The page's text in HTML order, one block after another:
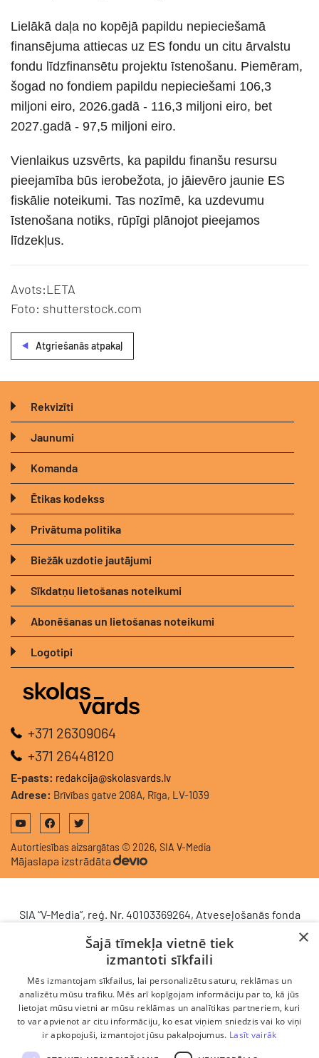
Lielākā daļa no kopējā papildu nepieciešamā
finansējuma attiecas uz ES fondu un citu ārvalstu
fondu līdzfinansētu projektu īstenošanu. Piemēram,
šogad no fondiem papildu nepieciešami 106,3
miljoni eiro, 2026.gadā - 116,3 miljoni eiro, bet
2027.gadā - 97,5 miljoni eiro.
Vienlaikus uzsvērts, ka papildu finanšu resursu
pieejamība būs ierobežota, jo jāievēro jaunie ES
fiskālie noteikumi. Tas nozīmē, ka uzdevumu
īstenošana notiks, rūpīgi plānojot pieejamos
līdzekļus.
Avots:LETA
Foto: shutterstock.com
Atgriešanās atpakaļ
Rekvizīti
Jaunumi
Komanda
Ētikas kodekss
Privātuma politika
Biežāk uzdotie jautājumi
Sīkdatņu lietošanas noteikumi
Abonēšanas un lietošanas noteikumi
Logotipi
+371 26309064
+371 26448120
E-pasts: redakcija@skolasvards.lv
Adrese: Brīvības gatve 208A, Rīga, LV-1039
Autortiesības aizsargātas © 2026, SIA V-Media
Mājaslapa izstrādāta
SIA “V-Media”, reģ. Nr. 40103369264, Atveseļošanās fonda
komercdarbības procesu uzlabošanā - ieviesta klientu
attiecību pārvaldības sistēma (CRM). 2024. gada 16.
decembrī tika noslēgts līgums Nr. 9.2-17-L-2024/928 ar
Latvijas Investīciju un attīstības aģentūru par atbalsta
saņemšanu saskaņā ar Atveseļošanas un noturības
mehānisma plāna 2. komponenti “Digitālā transformācija”
(atbalsta pieteikuma Nr. DIGI/2024/1253). Projekta ietvaros
×
Šajā tīmekļa vietnē tiek
izmantoti sīkfaili
Mēs izmantojam sīkfailus, lai personalizētu saturu, reklāmas un
analizētu mūsu trafiku. Mēs arī kopīgojam informāciju par to, kā jūs
lietojat mūsu vietni ar mūsu reklāmas un analītikas partneriem, kuri
to var apvienot ar citu informāciju, ko esat viņiem sniedzis vai ko viņi
ir apkopojuši, izmantojot jūsu pakalpojumus. Lasīt vairāk